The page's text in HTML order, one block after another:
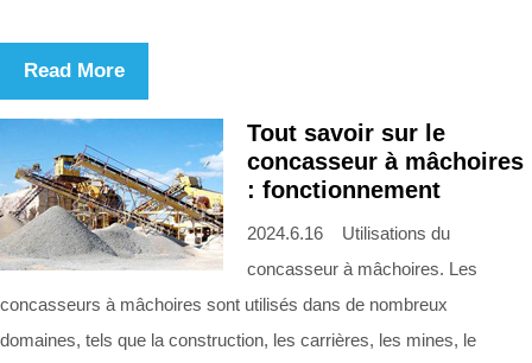
Read More
Tout savoir sur le
concasseur à mâchoires
: fonctionnement
2024.6.16 Utilisations du
concasseur à mâchoires. Les
concasseurs à mâchoires sont utilisés dans de nombreux
domaines, tels que la construction, les carrières, les mines, le